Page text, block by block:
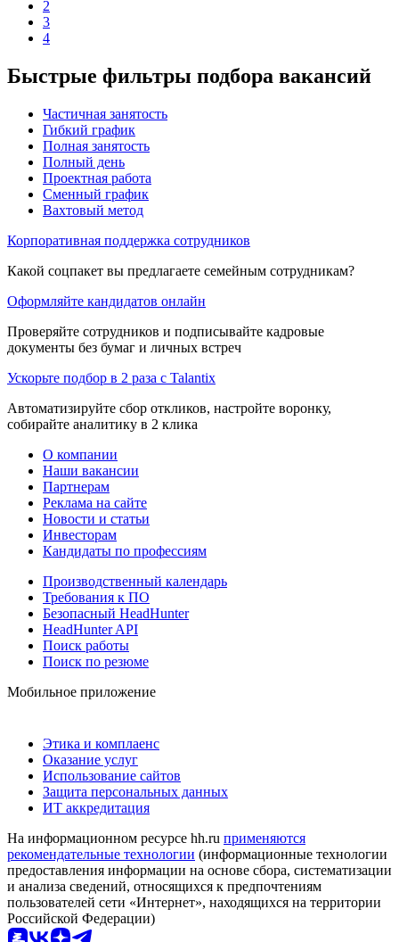
2
3
4
Быстрые фильтры подбора вакансий
Частичная занятость
Гибкий график
Полная занятость
Полный день
Проектная работа
Сменный график
Вахтовый метод
Корпоративная поддержка сотрудников
Какой соцпакет вы предлагаете семейным сотрудникам?
Оформляйте кандидатов онлайн
Проверяйте сотрудников и подписывайте кадровые
документы без бумаг и личных встреч
Ускорьте подбор в 2 раза с Talantix
Автоматизируйте сбор откликов, настройте воронку,
собирайте аналитику в 2 клика
О компании
Наши вакансии
Партнерам
Реклама на сайте
Новости и статьи
Инвесторам
Кандидаты по профессиям
Производственный календарь
Требования к ПО
Безопасный HeadHunter
HeadHunter API
Поиск работы
Поиск по резюме
Мобильное приложение
Этика и комплаенс
Оказание услуг
Использование сайтов
Защита персональных данных
ИТ аккредитация
На информационном ресурсе hh.ru применяются
рекомендательные технологии (информационные технологии
предоставления информации на основе сбора, систематизации
и анализа сведений, относящихся к предпочтениям
пользователей сети «Интернет», находящихся на территории
Российской Федерации)